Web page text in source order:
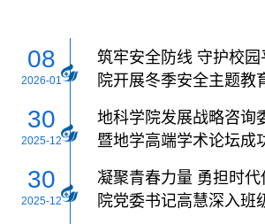
08
2026-01
筑牢安全防线 守护校
院开展冬季安全主题教
30
2025-12
地科学院发展战略咨询
暨地学高端学术论坛成
30
2025-12
凝聚青春力量 勇担时
院党委书记高慧深入班